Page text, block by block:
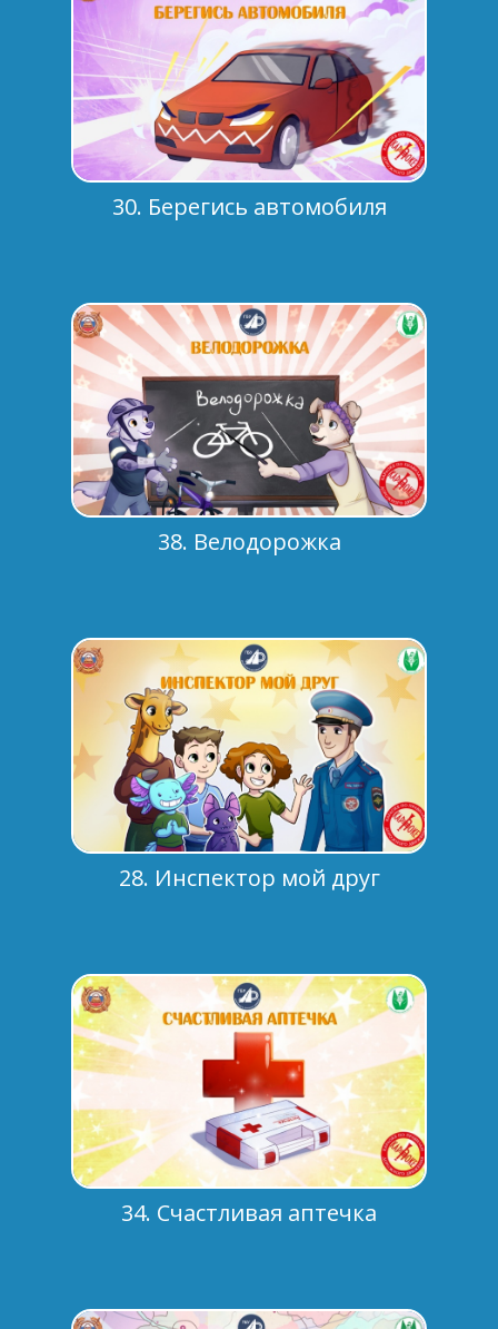
30. Берегись автомобиля
38. Велодорожка
28. Инспектор мой друг
34. Счастливая аптечка